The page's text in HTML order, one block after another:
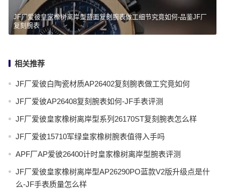
JF厂爱彼皇家橡树离岸型蓝面复刻腕表做工细节究竟如何-品鉴JF厂
复刻腕表
相关推荐
JF厂爱彼白陶瓷材质AP26402复刻腕表做工究竟如何
JF厂爱彼AP26408复刻腕表如何-JF手表评测
JF厂爱彼皇家橡树离岸型系列26170ST复刻腕表怎么样
JF厂爱彼15710军绿皇家橡树腕表值得入手吗
APF厂AP爱彼26400计时皇家橡树离岸型腕表评测
JF厂爱彼皇家橡树离岸型AP26290PO蓝款V2版升级点是什
么-JF手表质量怎么样